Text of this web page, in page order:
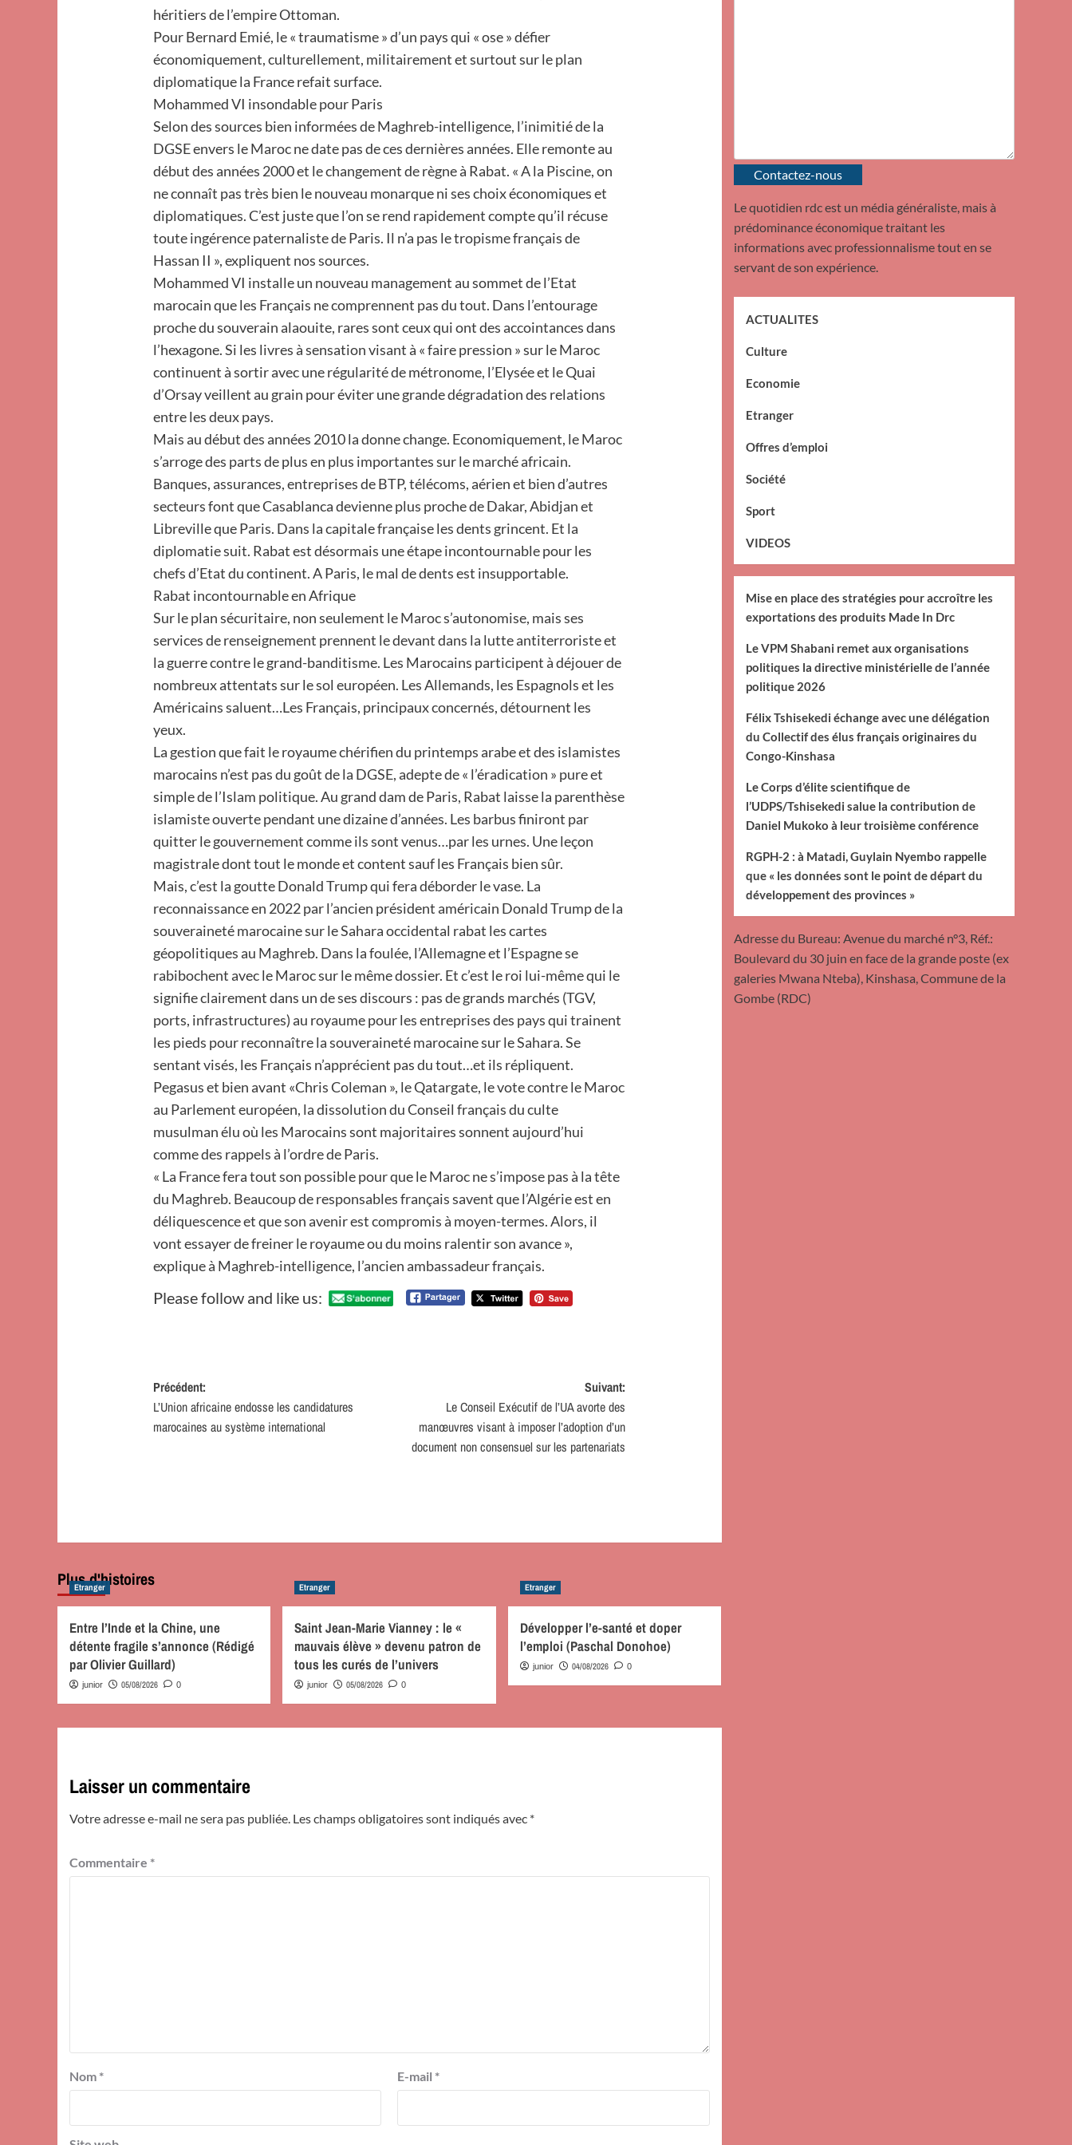
héritiers de l’empire Ottoman.
Pour Bernard Emié, le « traumatisme » d’un pays qui « ose » défier
économiquement, culturellement, militairement et surtout sur le plan
diplomatique la France refait surface.
Mohammed VI insondable pour Paris
Selon des sources bien informées de Maghreb-intelligence, l’inimitié de la
DGSE envers le Maroc ne date pas de ces dernières années. Elle remonte au
début des années 2000 et le changement de règne à Rabat. « A la Piscine, on
ne connaît pas très bien le nouveau monarque ni ses choix économiques et
diplomatiques. C’est juste que l’on se rend rapidement compte qu’il récuse
toute ingérence paternaliste de Paris. Il n’a pas le tropisme français de
Hassan II », expliquent nos sources.
Mohammed VI installe un nouveau management au sommet de l’Etat
marocain que les Français ne comprennent pas du tout. Dans l’entourage
proche du souverain alaouite, rares sont ceux qui ont des accointances dans
l’hexagone. Si les livres à sensation visant à « faire pression » sur le Maroc
continuent à sortir avec une régularité de métronome, l’Elysée et le Quai
d’Orsay veillent au grain pour éviter une grande dégradation des relations
entre les deux pays.
Mais au début des années 2010 la donne change. Economiquement, le Maroc
s’arroge des parts de plus en plus importantes sur le marché africain.
Banques, assurances, entreprises de BTP, télécoms, aérien et bien d’autres
secteurs font que Casablanca devienne plus proche de Dakar, Abidjan et
Libreville que Paris. Dans la capitale française les dents grincent. Et la
diplomatie suit. Rabat est désormais une étape incontournable pour les
chefs d’Etat du continent. A Paris, le mal de dents est insupportable.
Rabat incontournable en Afrique
Sur le plan sécuritaire, non seulement le Maroc s’autonomise, mais ses
services de renseignement prennent le devant dans la lutte antiterroriste et
la guerre contre le grand-banditisme. Les Marocains participent à déjouer de
nombreux attentats sur le sol européen. Les Allemands, les Espagnols et les
Américains saluent…Les Français, principaux concernés, détournent les
yeux.
La gestion que fait le royaume chérifien du printemps arabe et des islamistes
marocains n’est pas du goût de la DGSE, adepte de « l’éradication » pure et
simple de l’Islam politique. Au grand dam de Paris, Rabat laisse la parenthèse
islamiste ouverte pendant une dizaine d’années. Les barbus finiront par
quitter le gouvernement comme ils sont venus…par les urnes. Une leçon
magistrale dont tout le monde et content sauf les Français bien sûr.
Mais, c’est la goutte Donald Trump qui fera déborder le vase. La
reconnaissance en 2022 par l’ancien président américain Donald Trump de la
souveraineté marocaine sur le Sahara occidental rabat les cartes
géopolitiques au Maghreb. Dans la foulée, l’Allemagne et l’Espagne se
rabibochent avec le Maroc sur le même dossier. Et c’est le roi lui-même qui le
signifie clairement dans un de ses discours : pas de grands marchés (TGV,
ports, infrastructures) au royaume pour les entreprises des pays qui trainent
les pieds pour reconnaître la souveraineté marocaine sur le Sahara. Se
sentant visés, les Français n’apprécient pas du tout…et ils répliquent.
Pegasus et bien avant «Chris Coleman », le Qatargate, le vote contre le Maroc
au Parlement européen, la dissolution du Conseil français du culte
musulman élu où les Marocains sont majoritaires sonnent aujourd’hui
comme des rappels à l’ordre de Paris.
« La France fera tout son possible pour que le Maroc ne s’impose pas à la tête
du Maghreb. Beaucoup de responsables français savent que l’Algérie est en
déliquescence et que son avenir est compromis à moyen-termes. Alors, il
vont essayer de freiner le royaume ou du moins ralentir son avance »,
explique à Maghreb-intelligence, l’ancien ambassadeur français.
Please follow and like us:
Navigation
d’article
Précédent:
L’Union africaine endosse les candidatures
marocaines au système international
Suivant:
Le Conseil Exécutif de l’UA avorte des
manœuvres visant à imposer l’adoption d’un
document non consensuel sur les partenariats
Plus d'histoires
Etranger
Entre l’Inde et la Chine, une
détente fragile s’annonce (Rédigé
par Olivier Guillard)
junior 05/08/2026 0
Etranger
Saint Jean-Marie Vianney : le «
mauvais élève » devenu patron de
tous les curés de l’univers
junior 05/08/2026 0
Etranger
Développer l’e-santé et doper
l’emploi (Paschal Donohoe)
junior 04/08/2026 0
Laisser un commentaire
Votre adresse e-mail ne sera pas publiée. Les champs obligatoires sont indiqués avec *
Commentaire *
Nom * E-mail *
Contactez-nous
Le quotidien rdc est un média généraliste, mais à
prédominance économique traitant les
informations avec professionnalisme tout en se
servant de son expérience.
ACTUALITES
Culture
Economie
Etranger
Offres d’emploi
Société
Sport
VIDEOS
Mise en place des stratégies pour accroître les
exportations des produits Made In Drc
Le VPM Shabani remet aux organisations
politiques la directive ministérielle de l’année
politique 2026
Félix Tshisekedi échange avec une délégation
du Collectif des élus français originaires du
Congo-Kinshasa
Le Corps d’élite scientifique de
l’UDPS/Tshisekedi salue la contribution de
Daniel Mukoko à leur troisième conférence
RGPH-2 : à Matadi, Guylain Nyembo rappelle
que « les données sont le point de départ du
développement des provinces »
Adresse du Bureau: Avenue du marché n°3, Réf.:
Boulevard du 30 juin en face de la grande poste (ex
galeries Mwana Nteba), Kinshasa, Commune de la
Gombe (RDC)